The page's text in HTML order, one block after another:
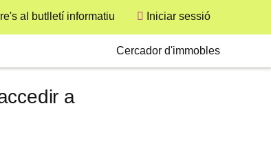
al butlletí informatiu
User
Iniciar sessió
Cercador d'immobles
a